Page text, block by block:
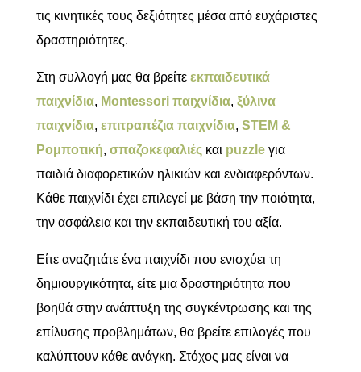
τις κινητικές τους δεξιότητες μέσα από ευχάριστες
δραστηριότητες.
Στη συλλογή μας θα βρείτε εκπαιδευτικά
παιχνίδια, Montessori παιχνίδια, ξύλινα
παιχνίδια, επιτραπέζια παιχνίδια, STEM &
Ρομποτική, σπαζοκεφαλιές και puzzle για
παιδιά διαφορετικών ηλικιών και ενδιαφερόντων.
Κάθε παιχνίδι έχει επιλεγεί με βάση την ποιότητα,
την ασφάλεια και την εκπαιδευτική του αξία.
Είτε αναζητάτε ένα παιχνίδι που ενισχύει τη
δημιουργικότητα, είτε μια δραστηριότητα που
βοηθά στην ανάπτυξη της συγκέντρωσης και της
επίλυσης προβλημάτων, θα βρείτε επιλογές που
καλύπτουν κάθε ανάγκη. Στόχος μας είναι να